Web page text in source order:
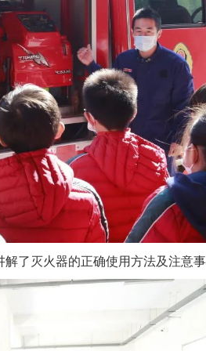
了灭火器的正确使用方法及注意